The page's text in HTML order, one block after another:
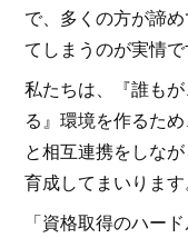
で、多くの方が諦
てしまうのが実情で
私たちは、『誰も
る』環境を作るた
と相互連携をしな
育成してまいります
「資格取得のハー